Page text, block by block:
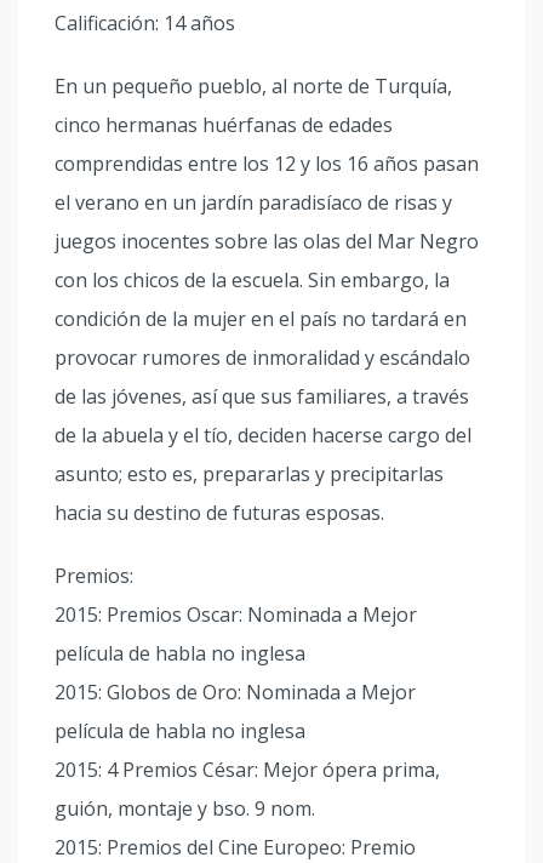
Calificación: 14 años
En un pequeño pueblo, al norte de Turquía,
cinco hermanas huérfanas de edades
comprendidas entre los 12 y los 16 años pasan
el verano en un jardín paradisíaco de risas y
juegos inocentes sobre las olas del Mar Negro
con los chicos de la escuela. Sin embargo, la
condición de la mujer en el país no tardará en
provocar rumores de inmoralidad y escándalo
de las jóvenes, así que sus familiares, a través
de la abuela y el tío, deciden hacerse cargo del
asunto; esto es, prepararlas y precipitarlas
hacia su destino de futuras esposas.
Premios:
2015: Premios Oscar: Nominada a Mejor
película de habla no inglesa
2015: Globos de Oro: Nominada a Mejor
película de habla no inglesa
2015: 4 Premios César: Mejor ópera prima,
guión, montaje y bso. 9 nom.
2015: Premios del Cine Europeo: Premio